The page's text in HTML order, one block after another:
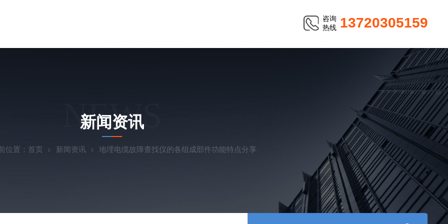
咨询
热线 13720305159
NEWS
新闻资讯
位置： 首页 新闻资讯 地埋电缆故障查找仪的各组成部件功能特点分享